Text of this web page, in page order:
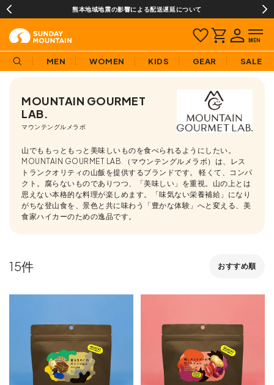
熊本地域地震の影響による配送遅延について
MEN WOMEN KIDS GEAR SALE
MOUNTAIN GOURMET
LAB.
マウンテングルメラボ
山でももっともっと美味しいものを食べられるようにしたい。
MOUNTAIN GOURMET LAB.（マウンテングルメラボ）は、レス
トランクオリティの山飯を提供するブランドです。 軽くて、コンパ
クト。腐らないものでありつつ、「美味しい」を重視。山の上とは
思えない本格的な料理が楽しめます。「味気ない栄養補給」になり
がちな登山食を、景色と共に味わう「豊かな体験」へと変える、美
食家ハイカーのための逸品です。
おすすめ順
15